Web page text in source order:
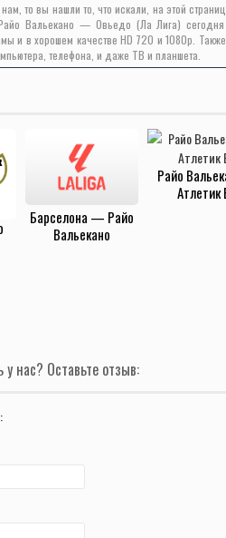
то вы нашли то, что искали, на этой
Вальекано — Овьедо (Ла Лига)
и в хорошем качестве HD 720 и 1080p.
телефона, и даже ТВ и планшета.
Барселона — Райо
Вальекано
Райо
Атлетик
у нас? Оставьте отзыв: